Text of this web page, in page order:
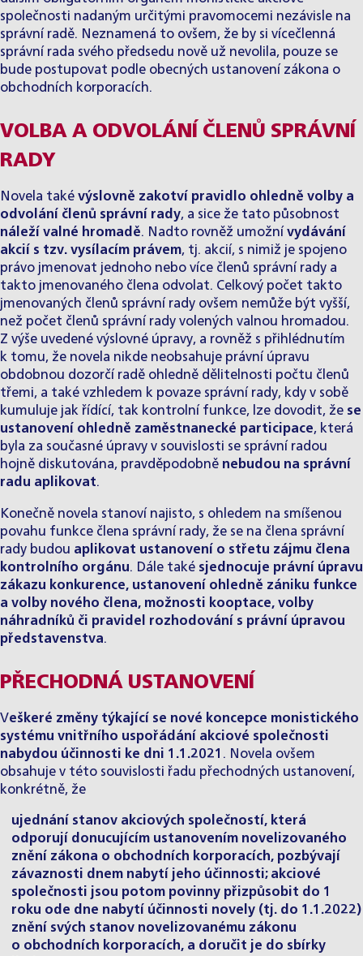
společnosti nadaným určitými pravomocemi nezávisle na
správní radě. Neznamená to ovšem, že by si vícečlenná
správní rada svého předsedu nově už nevolila, pouze se
bude postupovat podle obecných ustanovení zákona o
obchodních korporacích.
VOLBA A ODVOLÁNÍ ČLENŮ SPRÁVNÍ
RADY
Novela také výslovně zakotví pravidlo ohledně volby a
odvolání členů správní rady, a sice že tato působnost
náleží valné hromadě. Nadto rovněž umožní vydávání
akcií s tzv. vysílacím právem, tj. akcií, s nimiž je spojeno
právo jmenovat jednoho nebo více členů správní rady a
takto jmenovaného člena odvolat. Celkový počet takto
jmenovaných členů správní rady ovšem nemůže být vyšší,
než počet členů správní rady volených valnou hromadou.
Z výše uvedené výslovné úpravy, a rovněž s přihlédnutím
k tomu, že novela nikde neobsahuje právní úpravu
obdobnou dozorčí radě ohledně dělitelnosti počtu členů
třemi, a také vzhledem k povaze správní rady, kdy v sobě
kumuluje jak řídící, tak kontrolní funkce, lze dovodit, že se
ustanovení ohledně zaměstnanecké participace, která
byla za současné úpravy v souvislosti se správní radou
hojně diskutována, pravděpodobně nebudou na správní
radu aplikovat.
Konečně novela stanoví najisto, s ohledem na smíšenou
povahu funkce člena správní rady, že se na člena správní
rady budou aplikovat ustanovení o střetu zájmu člena
kontrolního orgánu. Dále také sjednocuje právní úpravu
zákazu konkurence, ustanovení ohledně zániku funkce
a volby nového člena, možnosti kooptace, volby
náhradníků či pravidel rozhodování s právní úpravou
představenstva.
PŘECHODNÁ USTANOVENÍ
Veškeré změny týkající se nové koncepce monistického
systému vnitřního uspořádání akciové společnosti
nabydou účinnosti ke dni 1.1.2021 . Novela ovšem
obsahuje v této souvislosti řadu přechodných ustanovení,
konkrétně, že
ujednání stanov akciových společností, která
odporují donucujícím ustanovením novelizovaného
znění zákona o obchodních korporacích, pozbývají
závaznosti dnem nabytí jeho účinnosti; akciové
společnosti jsou potom povinny přizpůsobit do 1
roku ode dne nabytí účinnosti novely (tj. do 1.1.2022)
znění svých stanov novelizovanému zákonu
o obchodních korporacích, a doručit je do sbírky